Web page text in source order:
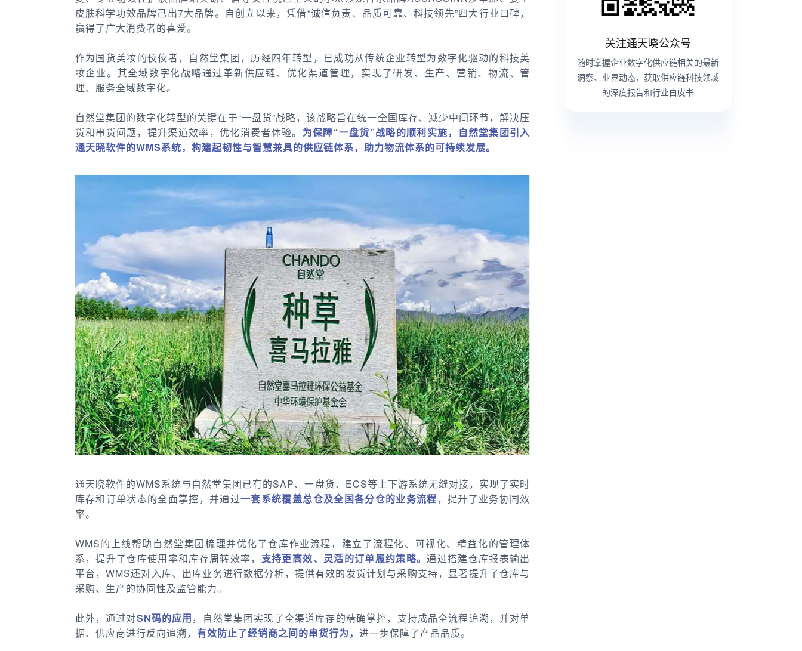
皮肤科学功效品牌己出7大品牌。自创立以来，凭借“诚信负责、品质可靠、科技领先”四大行业口碑，
赢得了广大消费者的喜爱。
作为国货美妆的佼佼者，自然堂集团，历经四年转型，已成功从传统企业转型为数字化驱动的科技美
妆企业。其全域数字化战略通过革新供应链、优化渠道管理，实现了研发、生产、营销、物流、管
理、服务全域数字化。
自然堂集团的数字化转型的关键在于“一盘货”战略，该战略旨在统一全国库存、减少中间环节，解决压
货和串货问题，提升渠道效率，优化消费者体验。 为保障“一盘货”战略的顺利实施，自然堂集团引入
通天晓软件的WMS系统，构建起韧性与智慧兼具的供应链体系，助力物流体系的可持续发展。
通天晓软件的WMS系统与自然堂集团已有的SAP、一盘货、ECS等上下游系统无缝对接，实现了实时
库存和订单状态的全面掌控，并通过一套系统覆盖总仓及全国各分仓的业务流程，提升了业务协同效
率。
WMS的上线帮助自然堂集团梳理并优化了仓库作业流程，建立了流程化、可视化、精益化的管理体
系，提升了仓库使用率和库存周转效率， 支持更高效、灵活的订单履约策略。通过搭建仓库报表输出
平台，WMS还对入库、出库业务进行数据分析，提供有效的发货计划与采购支持，显著提升了仓库与
采购、生产的协同性及监管能力。
此外，通过对SN码的应用，自然堂集团实现了全渠道库存的精确掌控，支持成品全流程追溯，并对单
据、供应商进行反向追溯， 有效防止了经销商之间的串货行为， 进一步保障了产品品质。
关注通天晓公众号
随时掌握企业数字化供应链相关的最新
洞察、业界动态，获取供应链科技领域
的深度报告和行业白皮书